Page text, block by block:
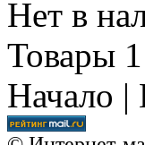
Нет в
Товары
Начало |